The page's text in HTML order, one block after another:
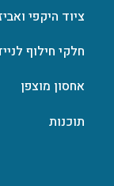
ציוד היקפי
חלקי חילוף
אחסון מוצפן
תוכנות